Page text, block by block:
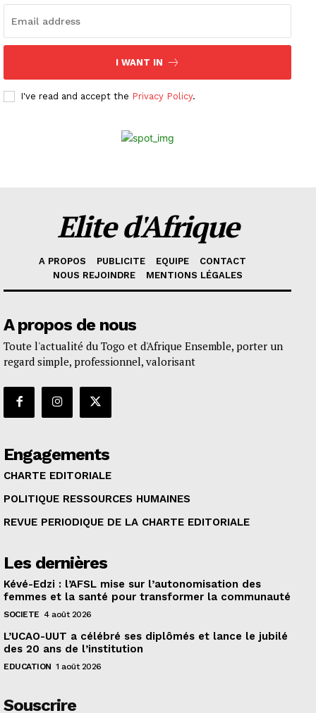
I WANT IN
I've read and accept the Privacy Policy.
Elite d'Afrique
A PROPOS PUBLICITE EQUIPE
CONTACT
NOUS REJOINDRE
MENTIONS LÉGALES
A propos de nous
Toute l'actualité du Togo et d'Afrique Ensemble, porter un
regard simple, professionnel, valorisant
Engagements
CHARTE EDITORIALE
POLITIQUE RESSOURCES HUMAINES
REVUE PERIODIQUE DE LA CHARTE EDITORIALE
Les dernières
Kévé-Edzi : l’AFSL mise sur l’autonomisation des
femmes et la santé pour transformer la communauté
SOCIETE 4 août 2026
L’UCAO-UUT a célébré ses diplômés et lance le jubilé
des 20 ans de l’institution
EDUCATION 1 août 2026
Souscrire